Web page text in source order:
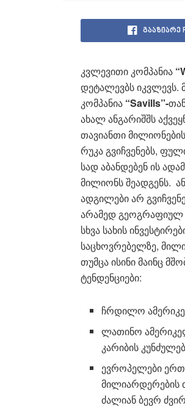
გააზიარე
კვლევითი კომპანია
დეტალევბს იკვლევს.
კომპანია “Savills”-
ახალ ანგარიშშს
თავიანთი
რუკა გვიჩვენებს,
სად აბანდებენ ის
მილიონს შეადგენს.
ადგილები არ
არამედ გეოგრაფიულ
სხვა სახის
საცხოვრებელზე,
თუმცა ისინი მაინც
ტენდენციები:
ჩრდილო
ლათინო
კარიბის
ევროპელები
მილიარდერების
ძალიან ბევრ